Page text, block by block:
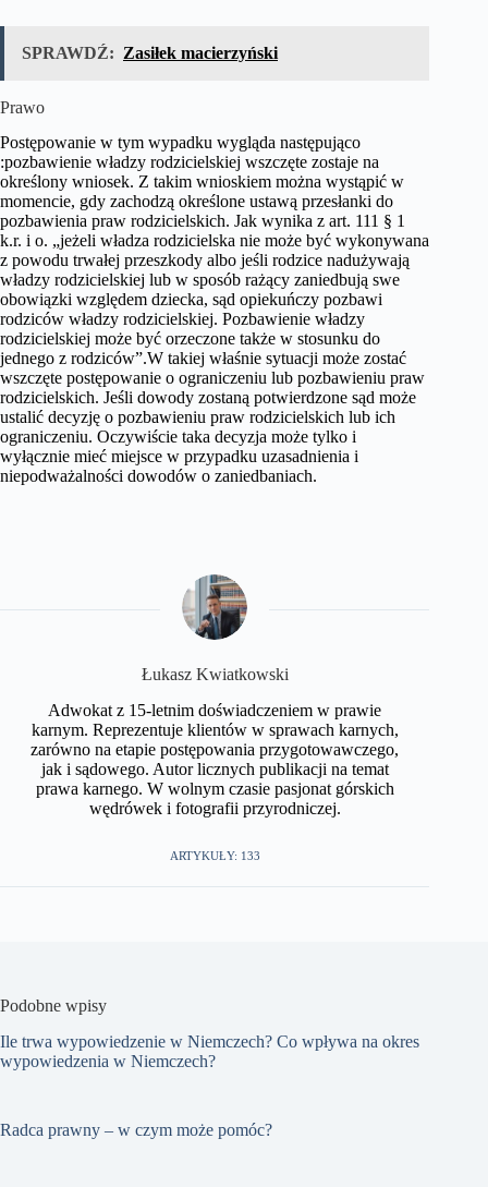
SPRAWDŹ: Zasiłek macierzyński
Prawo
Postępowanie w tym wypadku wygląda następująco
:pozbawienie władzy rodzicielskiej wszczęte zostaje na
określony wniosek. Z takim wnioskiem można wystąpić w
momencie, gdy zachodzą określone ustawą przesłanki do
pozbawienia praw rodzicielskich. Jak wynika z art. 111 § 1
k.r. i o. „jeżeli władza rodzicielska nie może być wykonywana
z powodu trwałej przeszkody albo jeśli rodzice nadużywają
władzy rodzicielskiej lub w sposób rażący zaniedbują swe
obowiązki względem dziecka, sąd opiekuńczy pozbawi
rodziców władzy rodzicielskiej. Pozbawienie władzy
rodzicielskiej może być orzeczone także w stosunku do
jednego z rodziców”.W takiej właśnie sytuacji może zostać
wszczęte postępowanie o ograniczeniu lub pozbawieniu praw
rodzicielskich. Jeśli dowody zostaną potwierdzone sąd może
ustalić decyzję o pozbawieniu praw rodzicielskich lub ich
ograniczeniu. Oczywiście taka decyzja może tylko i
wyłącznie mieć miejsce w przypadku uzasadnienia i
niepodważalności dowodów o zaniedbaniach.
​Łukasz Kwiatkowski
Adwokat z 15-letnim doświadczeniem w prawie
karnym. Reprezentuje klientów w sprawach karnych,
zarówno na etapie postępowania przygotowawczego,
jak i sądowego. Autor licznych publikacji na temat
prawa karnego. W wolnym czasie pasjonat górskich
wędrówek i fotografii przyrodniczej.​
ARTYKUŁY: 133
Podobne wpisy
Ile trwa wypowiedzenie w Niemczech? Co wpływa na okres
wypowiedzenia w Niemczech?
Radca prawny – w czym może pomóc?